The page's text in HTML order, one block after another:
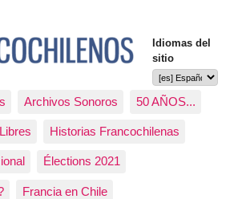
Idiomas del
sitio
Archivos Sonoros 50 AÑOS...
Historias Francochilenas
Élections 2021
Francia en Chile